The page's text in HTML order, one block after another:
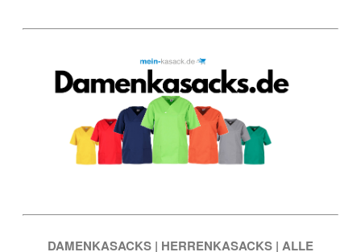
DAMENKASACKS | HERRENKASACKS | ALLE